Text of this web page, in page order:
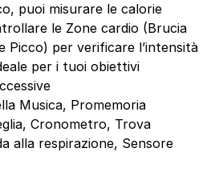
puoi misurare le calorie
le Zone cardio (Brucia
Picco) per verificare l’intensità
per i tuoi obiettivi
Musica, Promemoria
Cronometro, Trova
alla respirazione, Sensore